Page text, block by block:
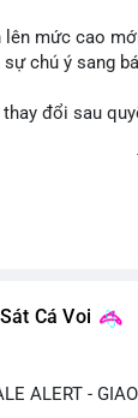
lên mức cao
chú ý sang
đổi sau
Cá Voi
ALERT -